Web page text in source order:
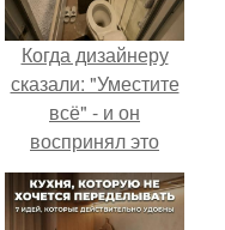
Когда дизайнеру
сказали: "Уместите
всё" - и он
воспринял это
слишком
буквально.